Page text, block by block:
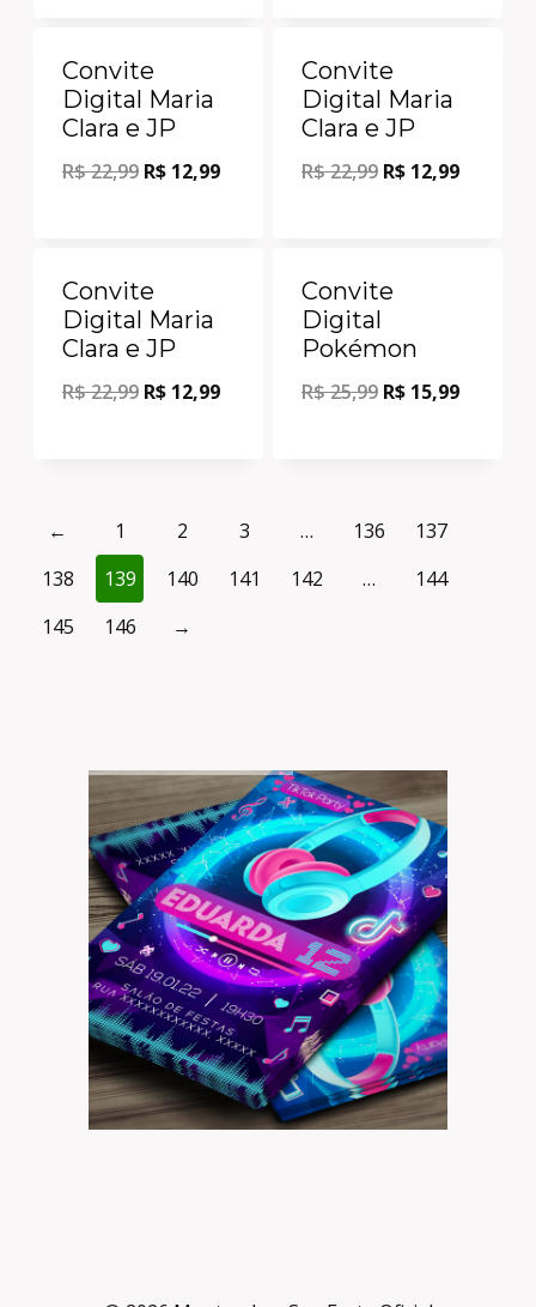
Convite
Digital Maria
Clara e JP
R$22,99 R$ 12,99
Convite
Digital Maria
Clara e JP
R$22,99 R$ 12,99
Convite
Digital Maria
Clara e JP
R$22,99 R$ 12,99
Convite
Digital
Pokémon
R$25,99 R$ 15,99
← 1 2 3 … 136
137
138
139 140 141 142 …
144
145
146 →